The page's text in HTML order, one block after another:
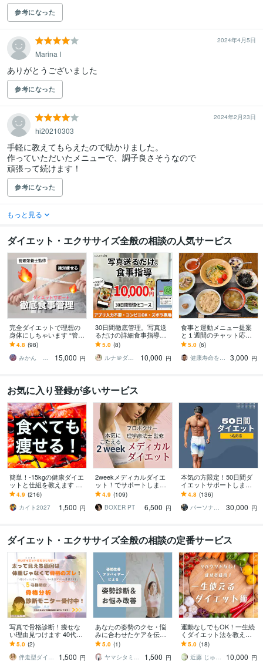
参考になった
2024年4月5日
Marina I
ありがとうございました
参考になった
2024年2月23日
hi20210303
手軽に教えてもらえたので助かりました。
作っていただいたメニューで、調子良さそうなので
頑張って続けます！
参考になった
もっと見る
ダイエット・エクササイズ全般の相談の人気サービス
完全ダイエットで理想の
身体にしちゃいます “管理
栄養士”による1ヶ月食事
指導で目指せ理想の身
体！
4.8 (98)
みかん ✳︎管理栄養士✳︎
15,000 円
30日間徹底管理。写真送
るだけの詳細食事指導し
ます じっくり体質改善。1
日330円で一生太らない知
識！
5.0 (8)
ルナ＠ダイエットサポーター
10,000 円
食事と運動メニュー提案
と１週間のチャット応援
します 10キロ減量の現役
社長があなたの食事と運
動の継続を応援します
5.0 (6)
健康寿命を延ばす＠ムラカミ
3,000 円
お気に入り登録が多いサービス
簡単！-15kgの健康ダイエ
ットと仕組を教えます 痩
せたい人★『食べても痩
せる』体験談■運動なし、
ストレスなし
4.9 (216)
カイト2027
1,500 円
2weekメディカルダイエ
ット！でサポートします
はじめてご利用の方限
定！気軽に試せるお試し
ダイエットサポート
4.9 (109)
BOXER PT
6,500 円
本気の方限定！50日間ダ
イエットサポートします
食べながら健康的に痩せ
る方法とメンタルケアは
お任せください！
4.8 (136)
パーソナルトレーナーYOSHIKI
30,000 円
ダイエット・エクササイズ全般の相談の定番サービス
写真で骨格診断！痩せな
い理由見つけます 40代女
性向け｜骨格から見た目
が変わります
5.0 (2)
伴走型ダイエットトレーナー⭐︎かおり⭐︎
1,500 円
あなたの姿勢のクセ・悩
みに合わせたケアを伝授
します 姿勢チェックとお
悩みから、あなた専用の
セルフケアをご提案
5.0 (1)
ヤマシタミサコ｜姿勢改善アドバイザー
1,500 円
運動なしでもOK！一生続
くダイエット法を教えま
す 【最長120日間サポー
ト！】オーダーメイドの
プログラムを提案
5.0 (18)
近藤 じゅんこ
10,000 円